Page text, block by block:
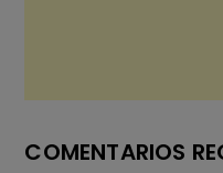
COMENTARIOS